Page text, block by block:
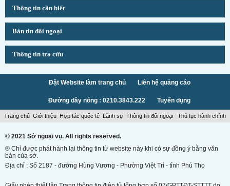
Thông tin cần biết
Bản tin đối ngoại
Thông tin tra cứu
Đặt Website làm trang chủ Liên hệ quảng cáo
Đường dây nóng : 0210.3843.222 Tuyển dụng
Trang chủ Giới thiệu Hợp tác quốc tế Lãnh sự Thông tin đối ngoại Thủ tục hành chính
© 2021 Sở ngoại vụ. All rights reserved.
® Chỉ được phát hành lại thông tin từ website này khi có sự đồng ý bằng văn
bản của sở.
Địa chỉ : Số 2187 - đường Hùng Vương - Phường Việt Trì - tỉnh Phú Thọ